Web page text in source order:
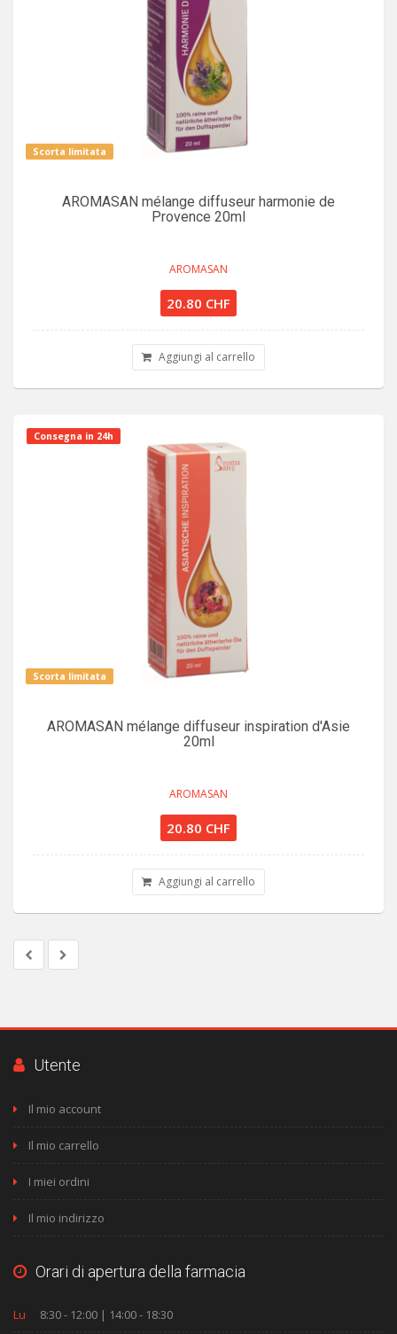
Scorta limitata
AROMASAN mélange diffuseur harmonie de
Provence 20ml
AROMASAN
20.80 CHF
Aggiungi al carrello
Consegna in 24h
Scorta limitata
AROMASAN mélange diffuseur inspiration d'Asie
20ml
AROMASAN
20.80 CHF
Aggiungi al carrello
Utente
Il mio account
Il mio carrello
I miei ordini
Il mio indirizzo
Orari di apertura della farmacia
Lu 8:30 - 12:00 | 14:00 - 18:30